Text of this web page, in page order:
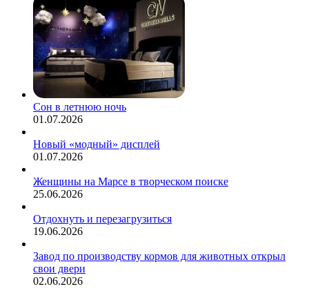
Сон в летнюю ночь
01.07.2026
Новый «модный» дисплей
01.07.2026
Женщины на Марсе в творческом поиске
25.06.2026
Отдохнуть и перезагрузиться
19.06.2026
Завод по производству кормов для животных открыл
свои двери
02.06.2026